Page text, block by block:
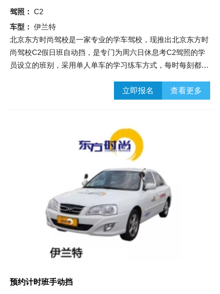
驾照： C2
车型： 伊兰特
北京东方时尚驾校是一家专业的学车驾校，现推出北京东方时
尚驾校C2假日班自动挡，是专门为周六日休息考C2驾照的学
员设立的班别，采用单人单车的学习练车方式，每时每刻都有
查看更多
立即报名
预约计时班手动挡